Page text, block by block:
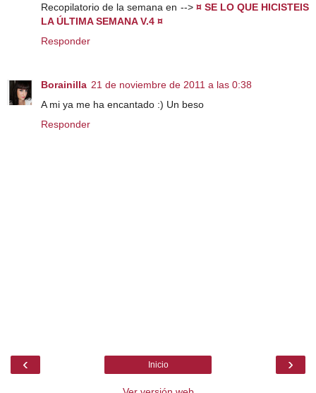
Recopilatorio de la semana en --> ¤ SE LO QUE HICISTEIS
LA ÚLTIMA SEMANA V.4 ¤
Responder
Borainilla 21 de noviembre de 2011 a las 0:38
A mi ya me ha encantado :) Un beso
Responder
‹ ›
Inicio